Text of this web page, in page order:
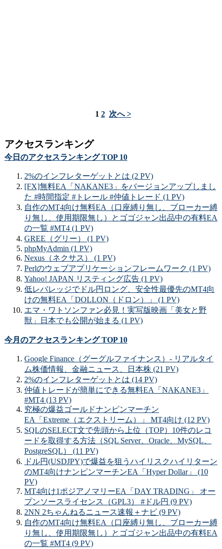
1 2 次へ >
アクセスランキング
今日のアクセスランキング TOP 10
2%のインフレターゲットとは (2 PV)
[FX]無料EA「NAKANE3」をバージョンアップしまし
た #時間指定 #トレール #仲値トレード (1 PV)
自作のMT4向け無料EA（口座縛り無し、ブローカー縛
り無し、使用期限無し）とゴゴジャン出品中の有料EA
の一覧 #MT4 (1 PV)
GREE（グリー） (1 PV)
phpMyAdmin (1 PV)
Nexus（ネクサス） (1 PV)
Perlのウェブアプリケーションフレームワーク (1 PV)
Yahoo! JAPAN リスティング広告 (1 PV)
低レバレッジでドル円ロング、安全性最優先のMT4向
けの無料EA「DOLLON（ドロン）」 (1 PV)
エマ・ワトソンファン必見！実写版映画「美女と野
獣」日本でも公開が始まる (1 PV)
今月のアクセスランキング TOP 10
Google Finance（グーグルファイナンス）- リアルタイ
ム株価情報、金融ニュース、日本株 (21 PV)
2%のインフレターゲットとは (14 PV)
仲値トレードが簡単にできる無料EA「NAKANE3」
#MT4 (13 PV)
究極の爆益ゴールドナンピンマーチン
EA「Extreme（エクストリーム）」 MT4向け (12 PV)
SQLのSELECT文で先頭から上位（TOP）10件のレコ
ードを取得する方法（SQL Server、Oracle、MySQL、
PostgreSQL） (11 PV)
ドル円(USDJPY)で爆益を狙うハイリスクハイリターン
のMT4向けナンピンマーチンEA「Hyper Dollar」 (10
PV)
MT4向け1ポジアノマリーEA「DAY TRADING」 オー
プンソースライセンス（GPL3） #ドル円 (9 PV)
2NN 2ちゃんねるニュース速報＋ナビ (9 PV)
自作のMT4向け無料EA（口座縛り無し、ブローカー縛
り無し、使用期限無し）とゴゴジャン出品中の有料EA
の一覧 #MT4 (9 PV)